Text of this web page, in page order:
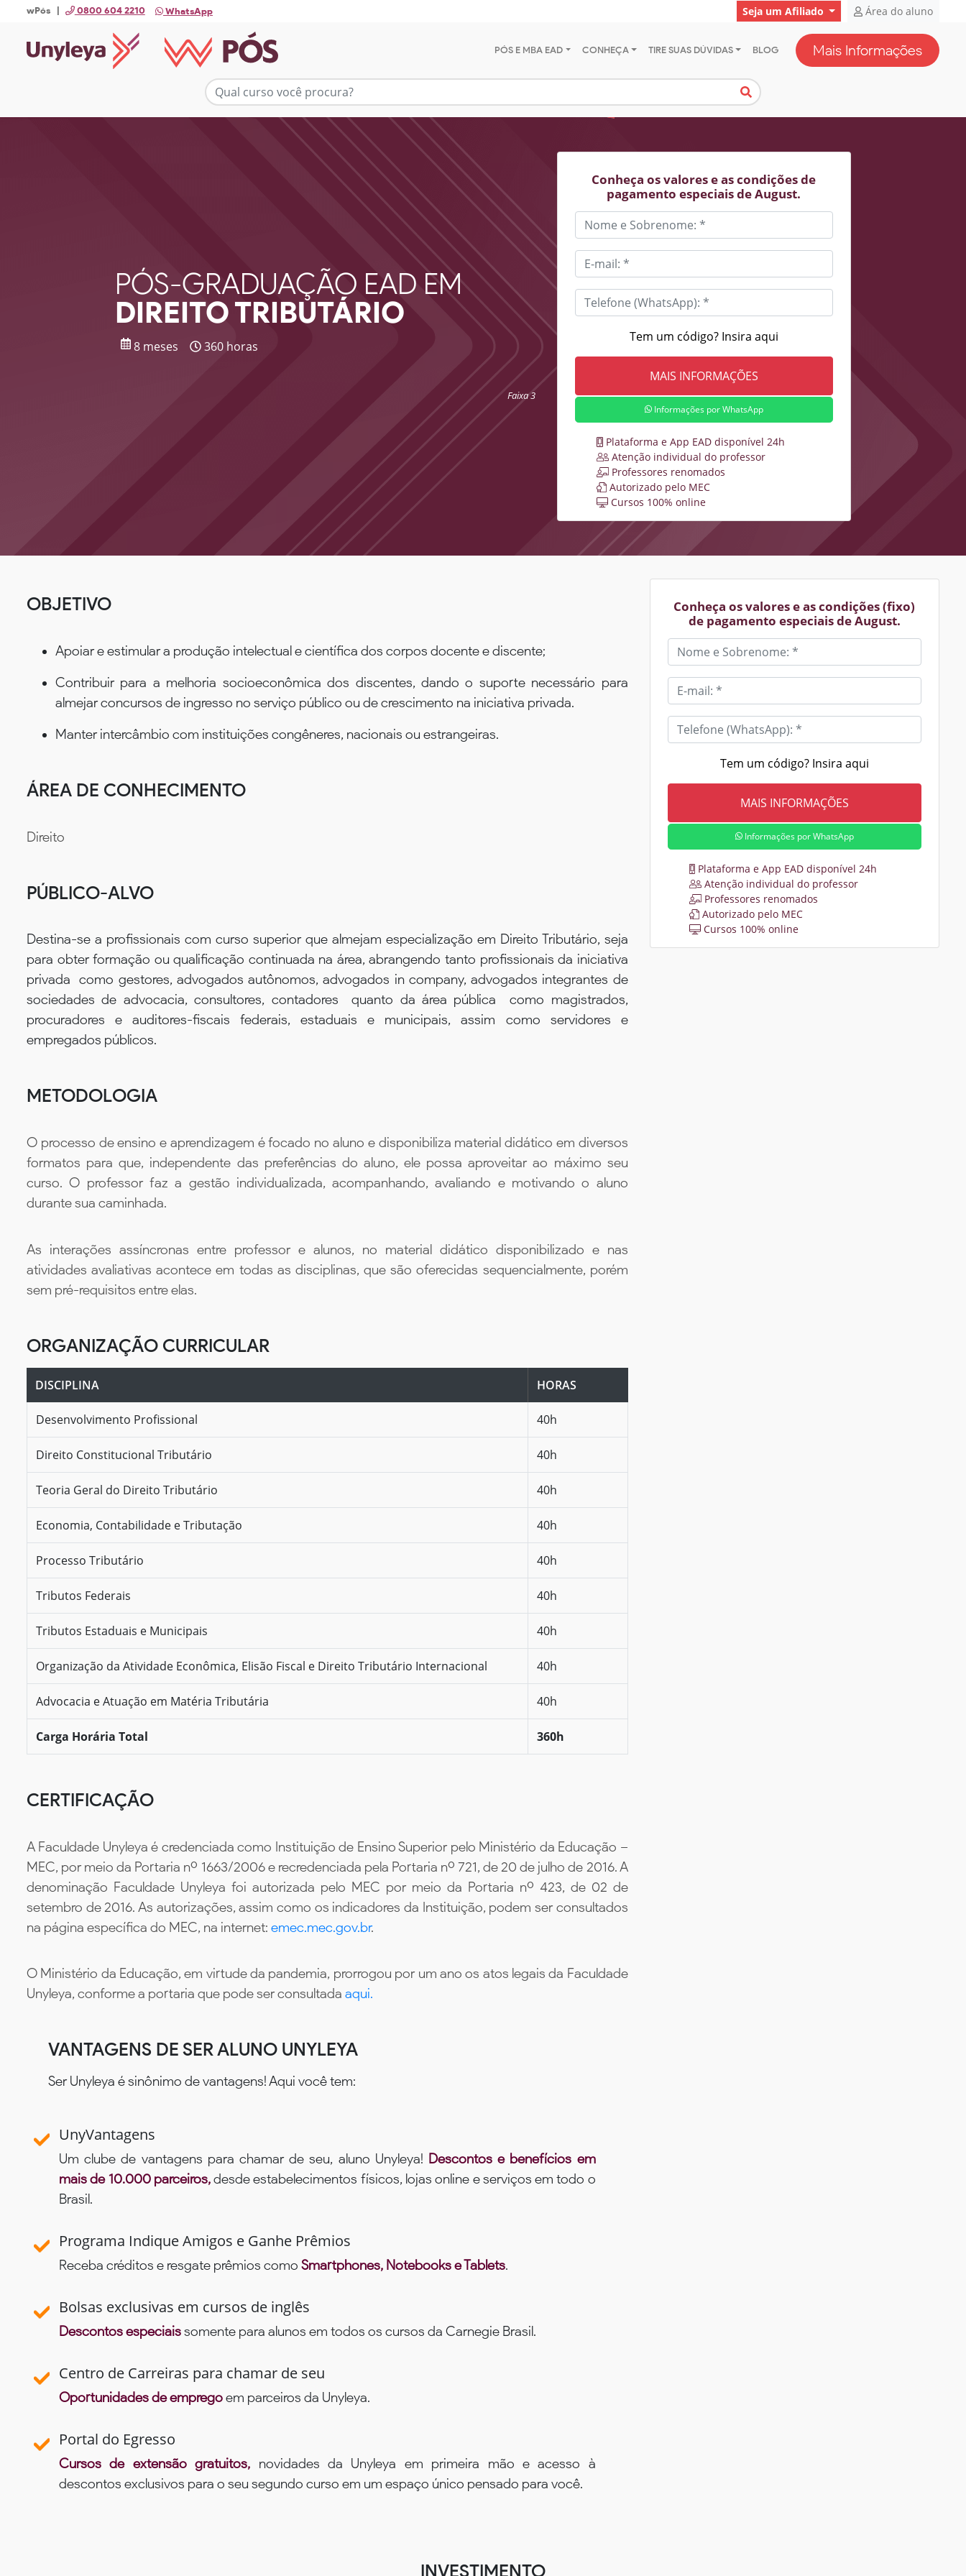
wPós | 0800 604 2210 WhatsApp Seja um Afiliado Área do aluno
PÓS E MBA EAD CONHEÇA TIRE SUAS DÚVIDAS BLOG Mais Informações
PÓS-GRADUAÇÃO EAD EM
DIREITO TRIBUTÁRIO
8 meses 360 horas
Faixa 3
Conheça os valores e as condições de
pagamento especiais de August.
Tem um código? Insira aqui
Informações por WhatsApp
Plataforma e App EAD disponível 24h
Atenção individual do professor
Professores renomados
Autorizado pelo MEC
Cursos 100% online
OBJETIVO
Apoiar e estimular a produção intelectual e científica dos corpos docente e discente;
Contribuir para a melhoria socioeconômica dos discentes, dando o suporte necessário para
almejar concursos de ingresso no serviço público ou de crescimento na iniciativa privada.
Manter intercâmbio com instituições congêneres, nacionais ou estrangeiras.
ÁREA DE CONHECIMENTO
Direito
PÚBLICO-ALVO
Destina-se a profissionais com curso superior que almejam especialização em Direito Tributário, seja
para obter formação ou qualificação continuada na área, abrangendo tanto profissionais da iniciativa
privada  como gestores, advogados autônomos, advogados in company, advogados integrantes de
sociedades de advocacia, consultores, contadores  quanto da área pública  como magistrados,
procuradores e auditores-fiscais federais, estaduais e municipais, assim como servidores e
empregados públicos.
METODOLOGIA
O processo de ensino e aprendizagem é focado no aluno e disponibiliza material didático em diversos
formatos para que, independente das preferências do aluno, ele possa aproveitar ao máximo seu
curso. O professor faz a gestão individualizada, acompanhando, avaliando e motivando o aluno
durante sua caminhada.
As interações assíncronas entre professor e alunos, no material didático disponibilizado e nas
atividades avaliativas acontece em todas as disciplinas, que são oferecidas sequencialmente, porém
sem pré-requisitos entre elas.
ORGANIZAÇÃO CURRICULAR
DISCIPLINA HORAS
Desenvolvimento Profissional 40h
Direito Constitucional Tributário 40h
Teoria Geral do Direito Tributário 40h
Economia, Contabilidade e Tributação 40h
Processo Tributário 40h
Tributos Federais 40h
Tributos Estaduais e Municipais 40h
Organização da Atividade Econômica, Elisão Fiscal e Direito Tributário Internacional 40h
Advocacia e Atuação em Matéria Tributária 40h
Carga Horária Total 360h
CERTIFICAÇÃO
A Faculdade Unyleya é credenciada como Instituição de Ensino Superior pelo Ministério da Educação –
MEC, por meio da Portaria nº 1663/2006 e recredenciada pela Portaria nº 721, de 20 de julho de 2016. A
denominação Faculdade Unyleya foi autorizada pelo MEC por meio da Portaria nº 423, de 02 de
setembro de 2016. As autorizações, assim como os indicadores da Instituição, podem ser consultados
na página específica do MEC, na internet: emec.mec.gov.br.
O Ministério da Educação, em virtude da pandemia, prorrogou por um ano os atos legais da Faculdade
Unyleya, conforme a portaria que pode ser consultada aqui.
VANTAGENS DE SER ALUNO UNYLEYA
Ser Unyleya é sinônimo de vantagens! Aqui você tem:
UnyVantagens
Um clube de vantagens para chamar de seu, aluno Unyleya! Descontos e benefícios em
mais de 10.000 parceiros,desde estabelecimentos físicos, lojas online e serviços em todo o
Brasil.
Programa Indique Amigos e Ganhe Prêmios
Receba créditos e resgate prêmios como Smartphones, Notebooks e Tablets.
Bolsas exclusivas em cursos de inglês
Descontos especiaissomente para alunos em todos os cursos da Carnegie Brasil.
Centro de Carreiras para chamar de seu
Oportunidades de empregoem parceiros da Unyleya.
Portal do Egresso
Cursos de extensão gratuitos, novidades da Unyleya em primeira mão e acesso à
descontos exclusivos para o seu segundo curso em um espaço único pensado para você.
Conheça os valores e as condições (fixo)
de pagamento especiais de August.
Tem um código? Insira aqui
Informações por WhatsApp
Plataforma e App EAD disponível 24h
Atenção individual do professor
Professores renomados
Autorizado pelo MEC
Cursos 100% online
INVESTIMENTO